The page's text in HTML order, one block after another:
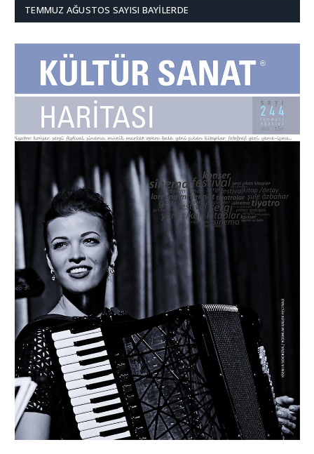
TEMMUZ AĞUSTOS SAYISI BAYILERDE